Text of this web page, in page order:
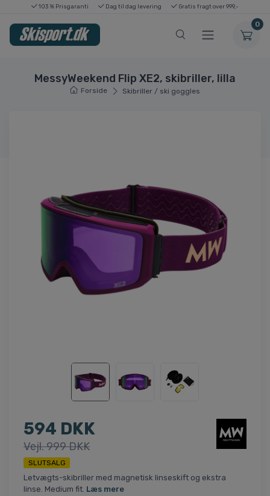
103 % Prisgaranti Dag til dag levering Gratis fragt over 999,-
0
MessyWeekend Flip XE2, skibriller, lilla
Forside Skibriller / ski goggles
594 DKK
Vejl. 999 DKK
SLUTSALG
Letvægts-skibriller med magnetisk linseskift og ekstra
linse. Medium fit. Læs mere